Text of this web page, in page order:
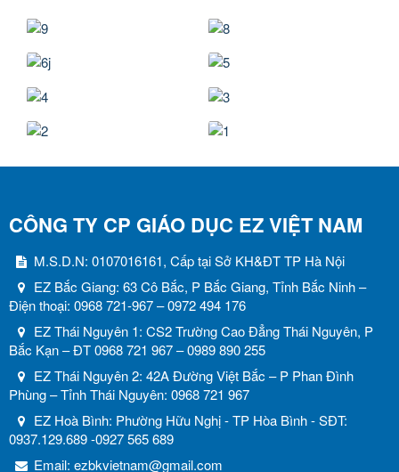
CÔNG TY CP GIÁO DỤC EZ VIỆT NAM
M.S.D.N: 0107016161, Cấp tại Sở KH&ĐT TP Hà Nội
EZ Bắc Giang: 63 Cô Bắc, P Bắc Giang, Tỉnh Bắc Ninh –
Điện thoại: 0968 721-967 – 0972 494 176
EZ Thái Nguyên 1: CS2 Trường Cao Đẳng Thái Nguyên, P
Bắc Kạn – ĐT 0968 721 967 – 0989 890 255
EZ Thái Nguyên 2: 42A Đường Việt Bắc – P Phan Đình
Phùng – Tỉnh Thái Nguyên: 0968 721 967
EZ Hoà Bình: Phường Hữu Nghị - TP Hòa Bình - SĐT:
0937.129.689 -0927 565 689
Email: ezbkvietnam@gmail.com